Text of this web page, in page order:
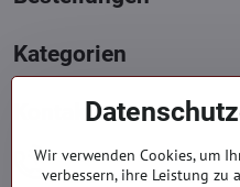
Kategorien
Kontakte
+421 919 060 751
Mont. - Freit. : 9:00 - 15:00
Wir verwenden Cookies, um
verbessern, ihre Leistung zu